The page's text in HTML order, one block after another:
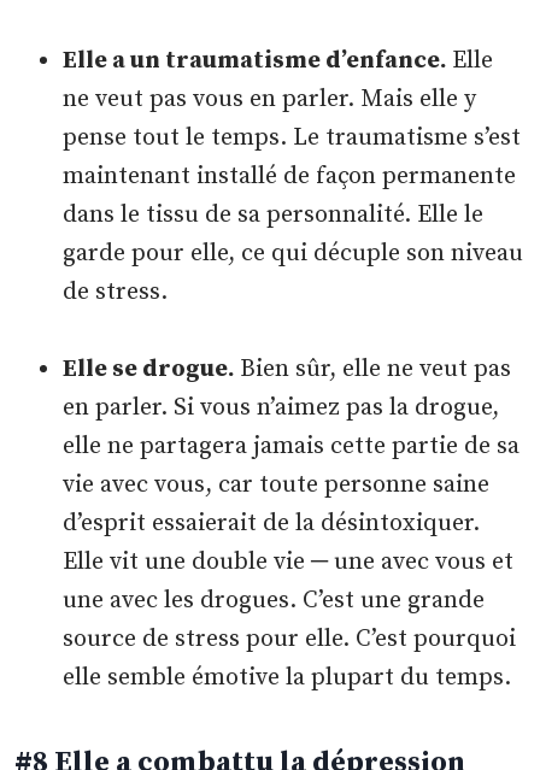
Elle a un traumatisme d’enfance. Elle
ne veut pas vous en parler. Mais elle y
pense tout le temps. Le traumatisme s’est
maintenant installé de façon permanente
dans le tissu de sa personnalité. Elle le
garde pour elle, ce qui décuple son niveau
de stress.
Elle se drogue. Bien sûr, elle ne veut pas
en parler. Si vous n’aimez pas la drogue,
elle ne partagera jamais cette partie de sa
vie avec vous, car toute personne saine
d’esprit essaierait de la désintoxiquer.
Elle vit une double vie ─ une avec vous et
une avec les drogues. C’est une grande
source de stress pour elle. C’est pourquoi
elle semble émotive la plupart du temps.
#8 Elle a combattu la dépression